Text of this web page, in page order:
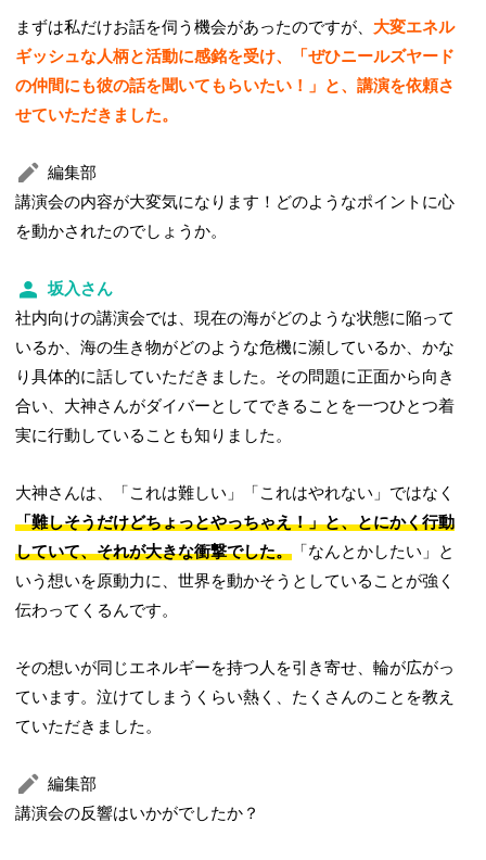
まずは私だけお話を伺う機会があったのですが、 大変エネル
ギッシュな人柄と活動に感銘を受け、「ぜひニールズヤード
の仲間にも彼の話を聞いてもらいたい！」と、講演を依頼さ
せていただきました。
編集部
講演会の内容が大変気になります！どのようなポイントに心
を動かされたのでしょうか。
坂入さん
社内向けの講演会では、現在の海がどのような状態に陥って
いるか、海の生き物がどのような危機に瀕しているか、かな
り具体的に話していただきました。その問題に正面から向き
合い、大神さんがダイバーとしてできることを一つひとつ着
実に行動していることも知りました。
大神さんは、「これは難しい」「これはやれない」ではなく
「難しそうだけどちょっとやっちゃえ！」と、とにかく行動
していて、それが大きな衝撃でした。 「なんとかしたい」と
いう想いを原動力に、世界を動かそうとしていることが強く
伝わってくるんです。
その想いが同じエネルギーを持つ人を引き寄せ、輪が広がっ
ています。泣けてしまうくらい熱く、たくさんのことを教え
ていただきました。
編集部
講演会の反響はいかがでしたか？